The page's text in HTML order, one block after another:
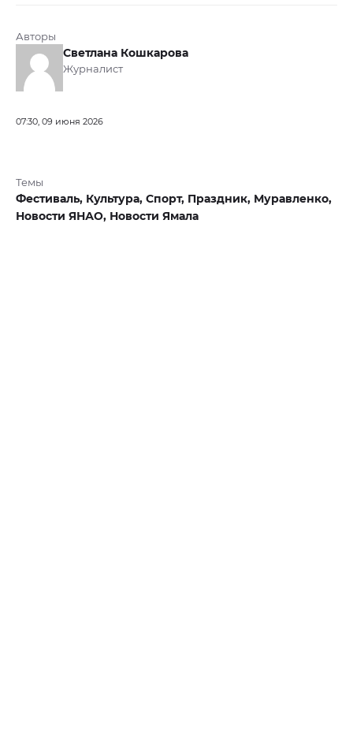
Авторы
Светлана Кошкарова
Журналист
07:30, 09 июня 2026
Темы
Фестиваль, Культура, Спорт, Праздник, Муравленко,
Новости ЯНАО, Новости Ямала